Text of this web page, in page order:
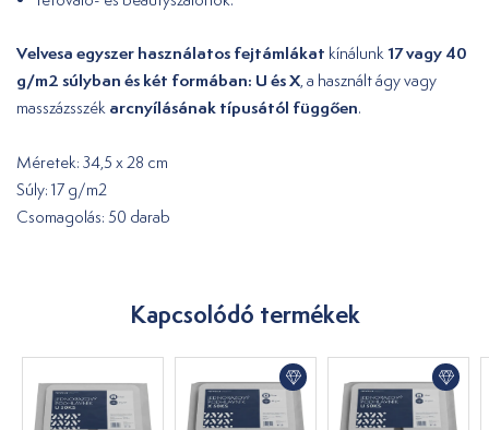
Velvesa egyszer használatos fejtámlákat kínálunk17 vagy 40
g/m2 súlyban és két formában: U és X, a használt ágy vagy
masszázsszék arcnyílásának típusától függően.
Méretek: 34,5 x 28 cm
Súly: 17 g/m2
Csomagolás: 50 darab
Kapcsolódó termékek